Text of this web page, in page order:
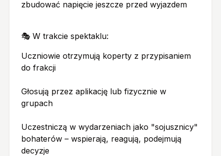
zbudować napięcie jeszcze przed wyjazdem
🎭 W trakcie spektaklu:
Uczniowie otrzymują koperty z przypisaniem
do frakcji
Głosują przez aplikację lub fizycznie w
grupach
Uczestniczą w wydarzeniach jako "sojusznicy"
bohaterów – wspierają, reagują, podejmują
decyzje